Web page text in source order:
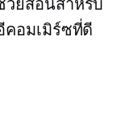
ยสอนสำหรับ
คอมเมิร์ซที่ดี